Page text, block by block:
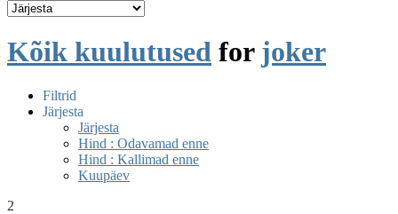
Kõik kuulutused for joker
Filtrid
Järjesta
Järjesta
Hind : Odavamad enne
Hind : Kallimad enne
Kuupäev
2